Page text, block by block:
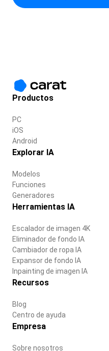
Productos
PC
iOS
Android
Explorar IA
Modelos
Funciones
Generadores
Herramientas IA
Escalador de imagen 4K
Eliminador de fondo IA
Cambiador de ropa IA
Expansor de fondo IA
Inpainting de imagen IA
Recursos
Blog
Centro de ayuda
Empresa
Sobre nosotros